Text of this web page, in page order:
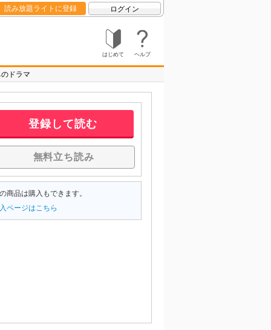
読み放題ライトに登録 ログイン
はじめて ヘルプ
ドラマ
登録して読む
無料立ち読み
商品は購入もできます。
ページはこちら